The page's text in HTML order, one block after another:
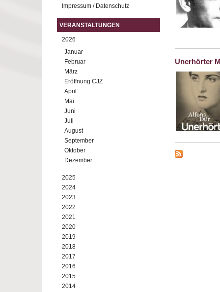
Impressum / Datenschutz
VERANSTALTUNGEN
2026
Januar
Februar
März
Eröffnung CJZ
April
Mai
Juni
Juli
August
September
Oktober
Dezember
2025
2024
2023
2022
2021
2020
2019
2018
2017
2016
2015
2014
Unerhörter